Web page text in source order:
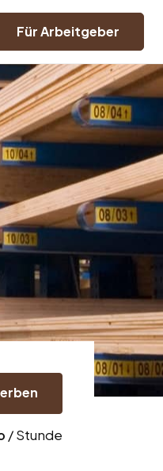
Für Arbeitgeber
/ Stunde